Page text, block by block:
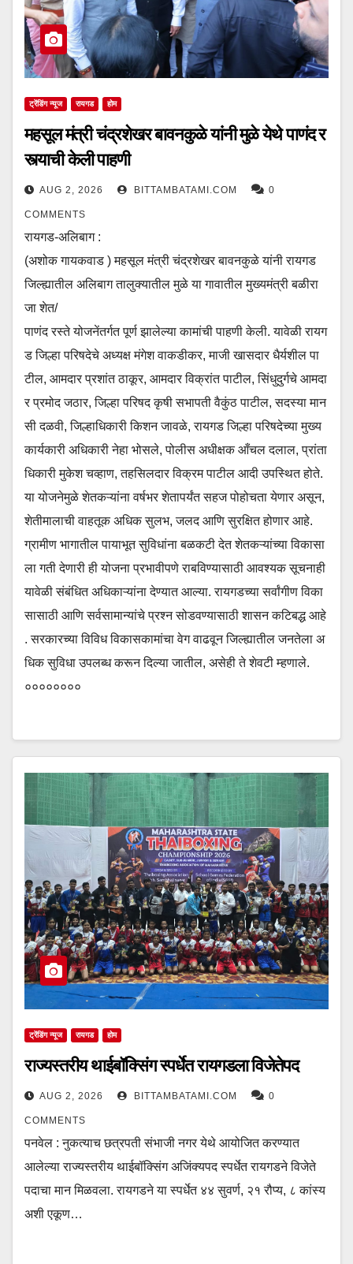
ट्रेंडिंग न्यूज रायगड होम
महसूल मंत्री चंद्रशेखर बावनकुळे यांनी मुळे येथे पाणंद र
स्त्याची केली पाहणी
AUG 2, 2026 BITTAMBATAMI.COM 0
COMMENTS
रायगड-अलिबाग :
(अशोक गायकवाड ) महसूल मंत्री चंद्रशेखर बावनकुळे यांनी रायगड
जिल्ह्यातील अलिबाग तालुक्यातील मुळे या गावातील मुख्यमंत्री बळीरा
जा शेत/
पाणंद रस्ते योजनेंतर्गत पूर्ण झालेल्या कामांची पाहणी केली. यावेळी रायग
ड जिल्हा परिषदेचे अध्यक्ष मंगेश वाकडीकर, माजी खासदार धैर्यशील पा
टील, आमदार प्रशांत ठाकूर, आमदार विक्रांत पाटील, सिंधुदुर्गचे आमदा
र प्रमोद जठार, जिल्हा परिषद कृषी सभापती वैकुंठ पाटील, सदस्या मान
सी दळवी, जिल्हाधिकारी किशन जावळे, रायगड जिल्हा परिषदेच्या मुख्य
कार्यकारी अधिकारी नेहा भोसले, पोलीस अधीक्षक आँचल दलाल, प्रांता
धिकारी मुकेश चव्हाण, तहसिलदार विक्रम पाटील आदी उपस्थित होते.
या योजनेमुळे शेतकऱ्यांना वर्षभर शेतापर्यंत सहज पोहोचता येणार असून,
शेतीमालाची वाहतूक अधिक सुलभ, जलद आणि सुरक्षित होणार आहे.
ग्रामीण भागातील पायाभूत सुविधांना बळकटी देत शेतकऱ्यांच्या विकासा
ला गती देणारी ही योजना प्रभावीपणे राबविण्यासाठी आवश्यक सूचनाही
यावेळी संबंधित अधिकाऱ्यांना देण्यात आल्या. रायगडच्या सर्वांगीण विका
सासाठी आणि सर्वसामान्यांचे प्रश्न सोडवण्यासाठी शासन कटिबद्ध आहे
. सरकारच्या विविध विकासकामांचा वेग वाढवून जिल्ह्यातील जनतेला अ
धिक सुविधा उपलब्ध करून दिल्या जातील, असेही ते शेवटी म्हणाले.
००००००००
ट्रेंडिंग न्यूज रायगड होम
राज्यस्तरीय थाईबॉक्सिंग स्पर्धेत रायगडला विजेतेपद
AUG 2, 2026 BITTAMBATAMI.COM 0
COMMENTS
पनवेल : नुकत्याच छत्रपती संभाजी नगर येथे आयोजित करण्यात
आलेल्या राज्यस्तरीय थाईबॉक्सिंग अजिंक्यपद स्पर्धेत रायगडने विजेते
पदाचा मान मिळवला. रायगडने या स्पर्धेत ४४ सुवर्ण, २१ रौप्य, ८ कांस्य
अशी एकूण…